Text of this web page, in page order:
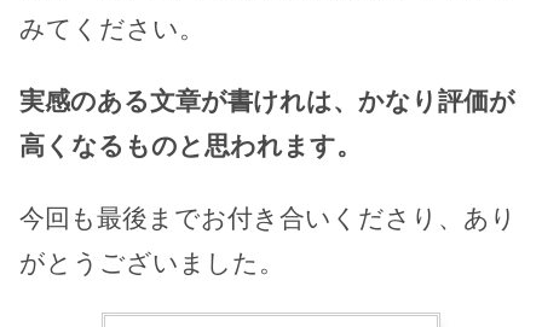
みてください。
実感のある文章が書けれは、かなり評価が
高くなるものと思われます。
今回も最後までお付き合いくださり、あり
がとうございました。